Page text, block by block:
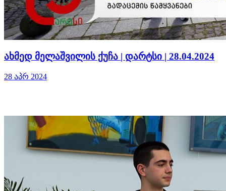
ახმედ მელაშვილის ქუჩა | დარტსი | 28.04.2024
28 აპრ 2024